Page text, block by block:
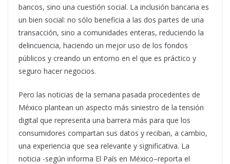
bancos, sino una cuestión social. La inclusión bancaria es
un bien social: no sólo beneficia a las dos partes de una
transacción, sino a comunidades enteras, reduciendo la
delincuencia, haciendo un mejor uso de los fondos
públicos y creando un entorno en el que es práctico y
seguro hacer negocios.
Pero las noticias de la semana pasada procedentes de
México plantean un aspecto más siniestro de la tensión
digital que representa una barrera más para que los
consumidores compartan sus datos y reciban, a cambio,
una experiencia que sea relevante y significativa. La
noticia -según informa El País en México–reporta el